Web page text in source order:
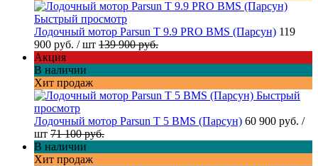
Быстрый просмотр
Лодочный мотор Parsun T 9.9 PRO BMS (Парсун) 119
900 руб. / шт 139 900 руб.
Акция
В наличии
Хит продаж
Быстрый
просмотр
Лодочный мотор Parsun T 5 BMS (Парсун) 60 900 руб. /
шт 71 100 руб.
В наличии
Хит продаж